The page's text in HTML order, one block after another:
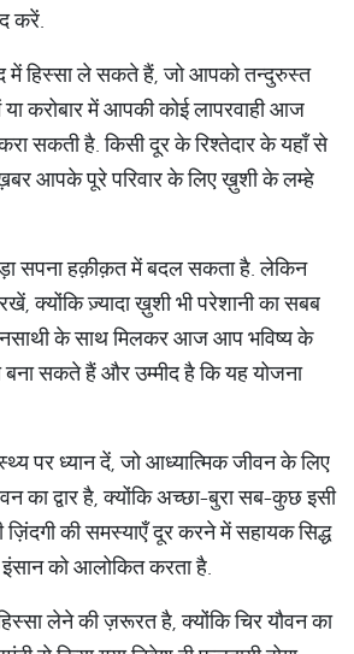
करें.
हिस्सा ले सकते हैं, जो आपको तन्दुरुस्त
या करोबार में आपकी कोई लापरवाही आज
सकती है. किसी दूर के रिश्तेदार के यहाँ से
आपके पूरे परिवार के लिए ख़ुशी के लम्हे
सपना हक़ीक़त में बदल सकता है. लेकिन
क्योंकि ज़्यादा ख़ुशी भी परेशानी का सबब
के साथ मिलकर आज आप भविष्य के
बना सकते हैं और उम्मीद है कि यह योजना
पर ध्यान दें, जो आध्यात्मिक जीवन के लिए
का द्वार है, क्योंकि अच्छा-बुरा सब-कुछ इसी
की समस्याएँ दूर करने में सहायक सिद्ध
को आलोकित करता है.
लेने की ज़रूरत है, क्योंकि चिर यौवन का